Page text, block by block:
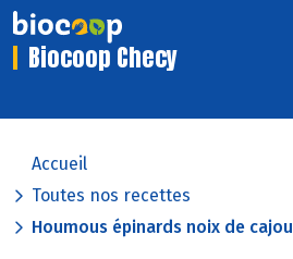
Biocoop Checy
Accueil
Toutes nos recettes
Houmous épinards noix de cajou